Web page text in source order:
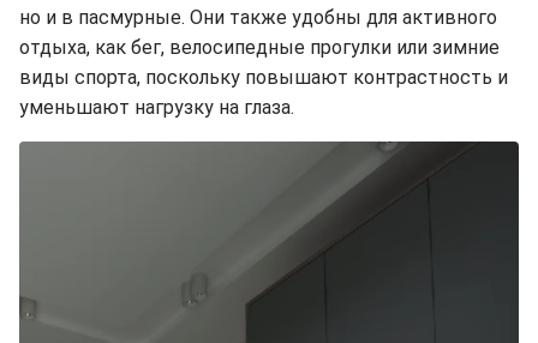
но и в пасмурные. Они также удобны для активного
отдыха, как бег, велосипедные прогулки или зимние
виды спорта, поскольку повышают контрастность и
уменьшают нагрузку на глаза.